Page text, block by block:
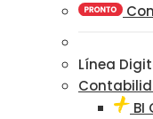
Línea
BI